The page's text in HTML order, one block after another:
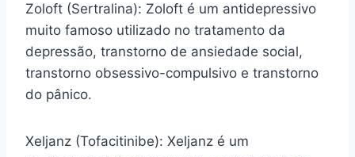
Zoloft (Sertralina): Zoloft é um antidepressivo
muito famoso utilizado no tratamento da
depressão, transtorno de ansiedade social,
transtorno obsessivo-compulsivo e transtorno
do pânico.
Xeljanz (Tofacitinibe): Xeljanz é um